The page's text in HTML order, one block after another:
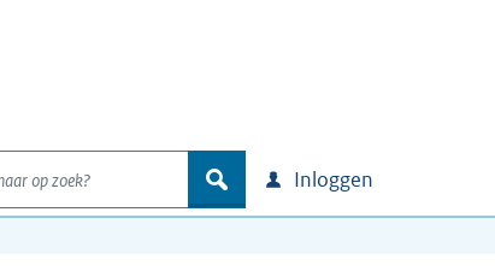
op zoek?
zoek Inloggen